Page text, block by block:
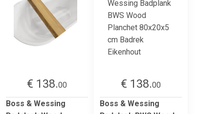
€ 138.00
Boss & Wessing
€ 138.00
Boss & Wessing